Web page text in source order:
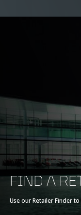
FIND A
Use our Retailer Finder